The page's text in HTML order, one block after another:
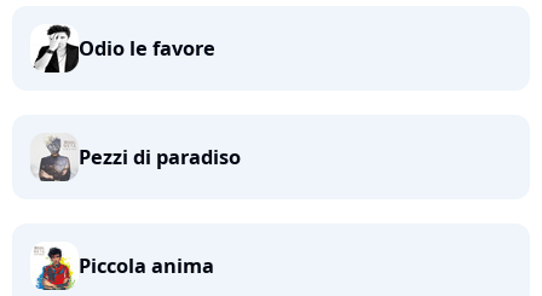
Odio le favore
Pezzi di paradiso
Piccola anima